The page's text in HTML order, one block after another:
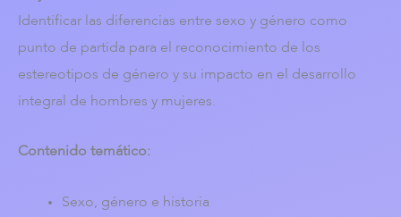
Identificar las diferencias entre sexo y género como
punto de partida para el reconocimiento de los
estereotipos de género y su impacto en el desarrollo
integral de hombres y mujeres.
Contenido temático:
Sexo, género e historia